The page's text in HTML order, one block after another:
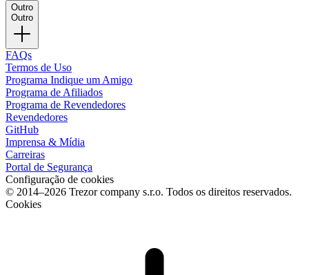
Outro
Outro
FAQs
Termos de Uso
Programa Indique um Amigo
Programa de Afiliados
Programa de Revendedores
Revendedores
GitHub
Imprensa & Mídia
Carreiras
Portal de Segurança
Configuração de cookies
© 2014–2026 Trezor company s.r.o. Todos os direitos reservados.
Cookies